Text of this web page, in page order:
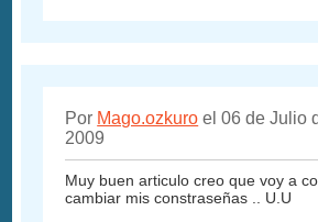
Por Mago.ozkuro el 06 de Julio
2009
Muy buen articulo creo que voy a
cambiar mis constraseñas .. U.U